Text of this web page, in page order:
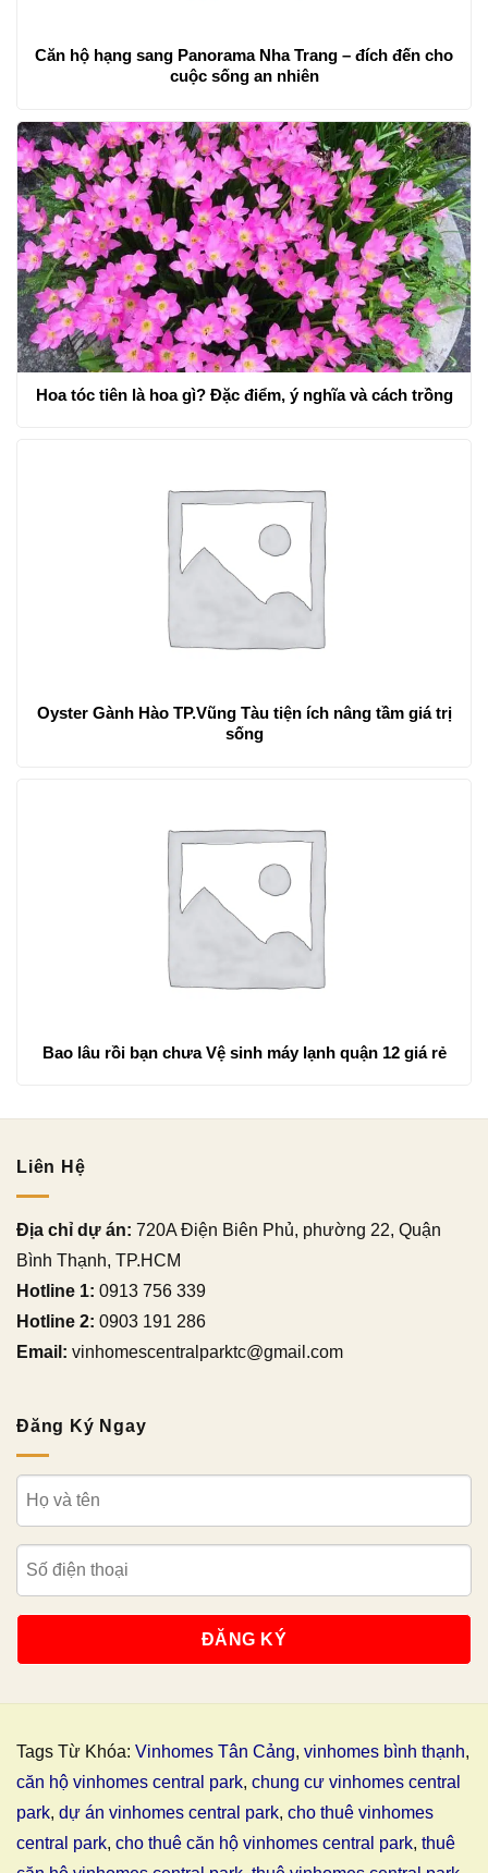
Căn hộ hạng sang Panorama Nha Trang – đích đến cho
cuộc sống an nhiên
Hoa tóc tiên là hoa gì? Đặc điểm, ý nghĩa và cách trồng
Oyster Gành Hào TP.Vũng Tàu tiện ích nâng tầm giá trị
sống
Bao lâu rồi bạn chưa Vệ sinh máy lạnh quận 12 giá rẻ
Liên Hệ
Địa chỉ dự án: 720A Điện Biên Phủ, phường 22, Quận
Bình Thạnh, TP.HCM
Hotline 1: 0913 756 339
Hotline 2: 0903 191 286
Email: vinhomescentralparktc@gmail.com
Đăng Ký Ngay
Tags Từ Khóa: Vinhomes Tân Cảng, vinhomes bình thạnh,
căn hộ vinhomes central park, chung cư vinhomes central
park, dự án vinhomes central park, cho thuê vinhomes
central park, cho thuê căn hộ vinhomes central park, thuê